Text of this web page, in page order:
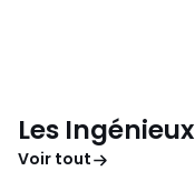
Les Ingénieux
Voir tout